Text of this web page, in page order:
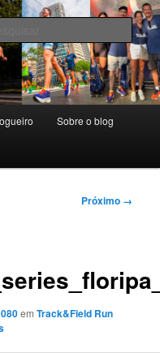
Sobre o blog
Próximo →
emTrack&Field Run